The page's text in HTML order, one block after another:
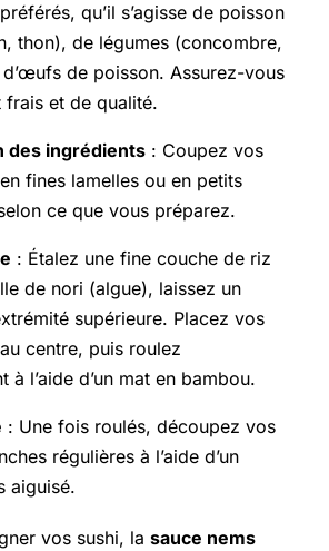
qu’il s’agisse de poisson
thon), de légumes (concombre,
de poisson. Assurez-vous
frais et de qualité.
des ingrédients : Coupez vos
fines lamelles ou en petits
ce que vous préparez.
: Étalez une fine couche de riz
de nori (algue), laissez un
supérieure. Placez vos
centre, puis roulez
à l’aide d’un mat en bambou.
: Une fois roulés, découpez vos
régulières à l’aide d’un
aiguisé.
vos sushi, la sauce nems